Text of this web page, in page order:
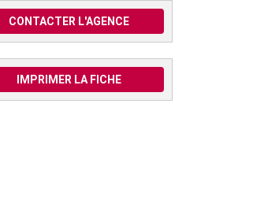
CONTACTER L'AGENCE
IMPRIMER LA FICHE